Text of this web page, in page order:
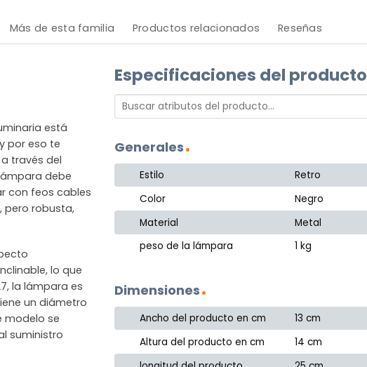
Más de esta familia Productos relacionados Reseñas
está
por eso te
través del
debe
con feos cables
pero robusta,
lo que
la lámpara es
un diámetro
modelo se
suministro
Especificaciones del producto
Generales
Estilo
Retro
Color
Negro
Material
Metal
peso de la lámpara
1 kg
Dimensiones
Ancho del producto en cm
13 cm
Altura del producto en cm
14 cm